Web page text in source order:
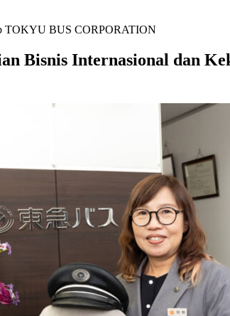
TOKYU BUS CORPORATION
Bisnis Internasional dan